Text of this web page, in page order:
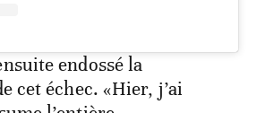
endossé la
cet échec. «Hier, j’ai